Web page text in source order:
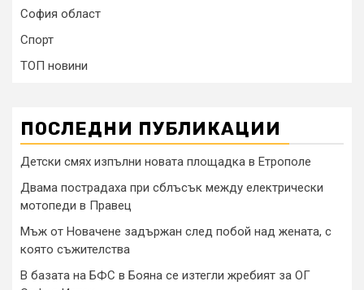
София област
Спорт
ТОП новини
ПОСЛЕДНИ ПУБЛИКАЦИИ
Детски смях изпълни новата площадка в Етрополе
Двама пострадаха при сблъсък между електрически
мотопеди в Правец
Мъж от Новачене задържан след побой над жената, с
която съжителства
В базата на БФС в Бояна се изтегли жребият за ОГ